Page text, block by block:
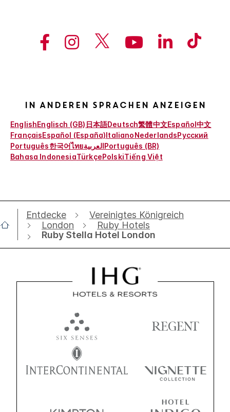
In anderen Sprachen anzeigen
EnglishEnglisch (GB) 日本語Deutsch繁體中文Español中文
FrançaisEspañol (España)ItalianoNederlandsРусский
Português한국어ไทยالعربيةPortuguês (BR)
Bahasa IndonesiaTürkçePolskiTiếng Việt
Entdecke
Vereinigtes Königreich
London
Ruby Hotels
Ruby Stella Hotel London